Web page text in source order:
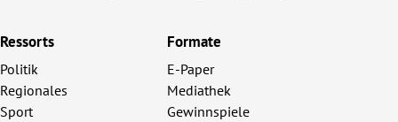
Ressorts
Politik
Regionales
Sport
Formate
E-Paper
Mediathek
Gewinnspiele